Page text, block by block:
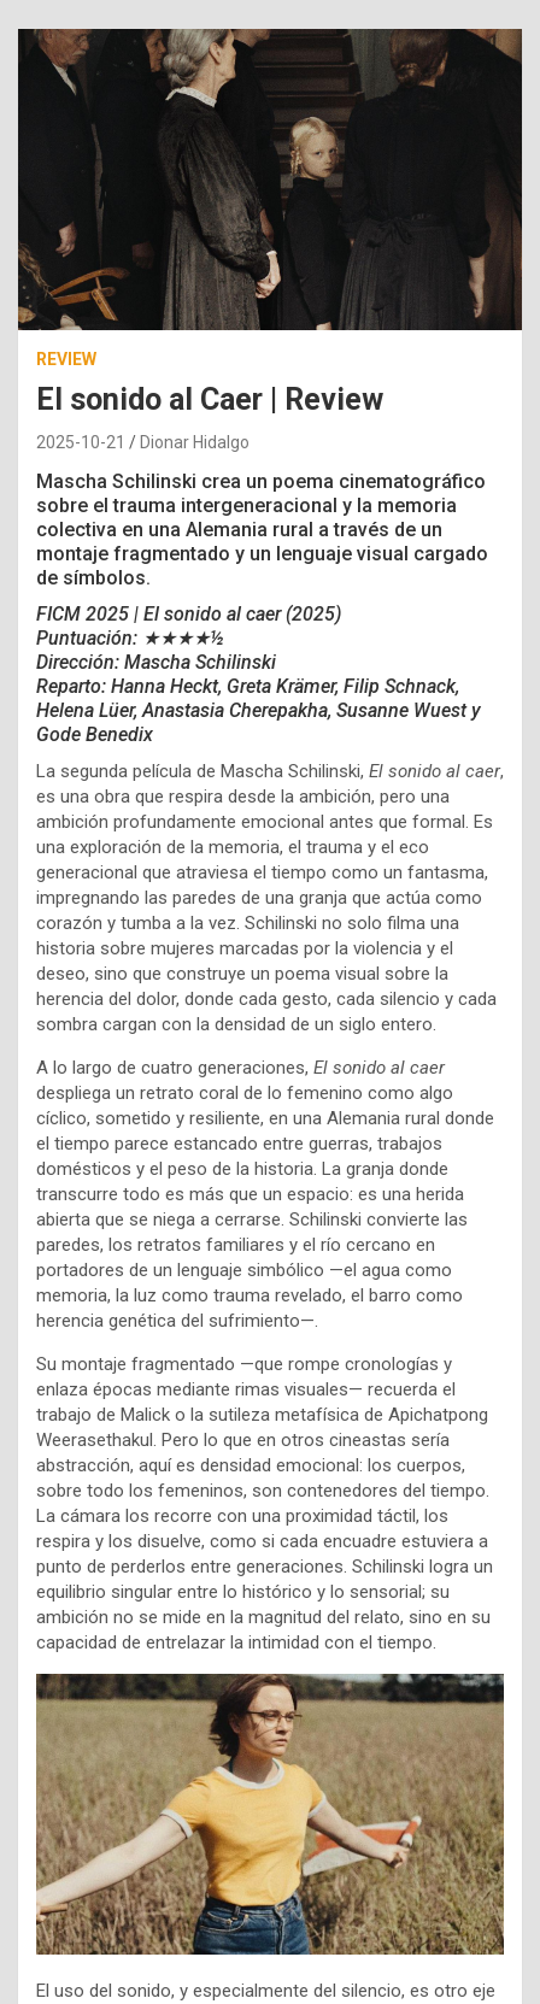
REVIEW
El sonido al Caer | Review
2025-10-21 Dionar Hidalgo
Mascha Schilinski crea un poema cinematográfico
sobre el trauma intergeneracional y la memoria
colectiva en una Alemania rural a través de un
montaje fragmentado y un lenguaje visual cargado
de símbolos.
FICM 2025 | El sonido al caer (2025)
Puntuación: ★★★★½
Dirección: Mascha Schilinski
Reparto: Hanna Heckt, Greta Krämer, Filip Schnack,
Helena Lüer, Anastasia Cherepakha, Susanne Wuest y
Gode Benedix
La segunda película de Mascha Schilinski, El sonido al caer,
es una obra que respira desde la ambición, pero una
ambición profundamente emocional antes que formal. Es
una exploración de la memoria, el trauma y el eco
generacional que atraviesa el tiempo como un fantasma,
impregnando las paredes de una granja que actúa como
corazón y tumba a la vez. Schilinski no solo filma una
historia sobre mujeres marcadas por la violencia y el
deseo, sino que construye un poema visual sobre la
herencia del dolor, donde cada gesto, cada silencio y cada
sombra cargan con la densidad de un siglo entero.
A lo largo de cuatro generaciones, El sonido al caer
despliega un retrato coral de lo femenino como algo
cíclico, sometido y resiliente, en una Alemania rural donde
el tiempo parece estancado entre guerras, trabajos
domésticos y el peso de la historia. La granja donde
transcurre todo es más que un espacio: es una herida
abierta que se niega a cerrarse. Schilinski convierte las
paredes, los retratos familiares y el río cercano en
portadores de un lenguaje simbólico —el agua como
memoria, la luz como trauma revelado, el barro como
herencia genética del sufrimiento—.
Su montaje fragmentado —que rompe cronologías y
enlaza épocas mediante rimas visuales— recuerda el
trabajo de Malick o la sutileza metafísica de Apichatpong
Weerasethakul. Pero lo que en otros cineastas sería
abstracción, aquí es densidad emocional: los cuerpos,
sobre todo los femeninos, son contenedores del tiempo.
La cámara los recorre con una proximidad táctil, los
respira y los disuelve, como si cada encuadre estuviera a
punto de perderlos entre generaciones. Schilinski logra un
equilibrio singular entre lo histórico y lo sensorial; su
ambición no se mide en la magnitud del relato, sino en su
capacidad de entrelazar la intimidad con el tiempo.
El uso del sonido, y especialmente del silencio, es otro eje